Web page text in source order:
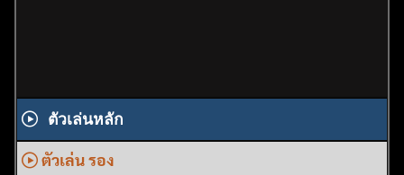
ตัวเล่นหลัก
ตัวเล่น รอง